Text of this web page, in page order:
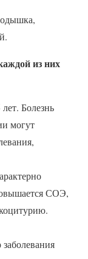
из них
Болезнь
могут
СОЭ,